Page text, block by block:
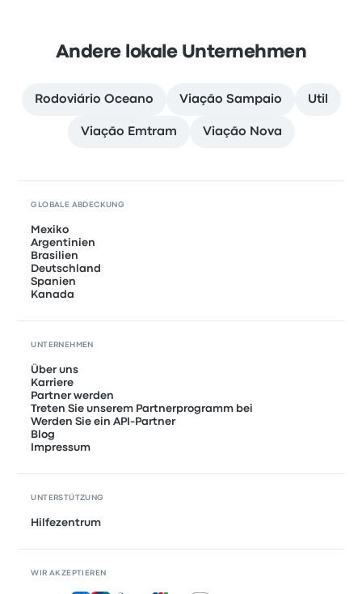
Andere lokale Unternehmen
Rodoviário Oceano Viação Sampaio Util
Viação Emtram Viação Nova
GLOBALE ABDECKUNG
Mexiko
Argentinien
Brasilien
Deutschland
Spanien
Kanada
UNTERNEHMEN
Über uns
Karriere
Partner werden
Treten Sie unserem Partnerprogramm bei
Werden Sie ein API-Partner
Blog
Impressum
UNTERSTÜTZUNG
Hilfezentrum
WIR AKZEPTIEREN